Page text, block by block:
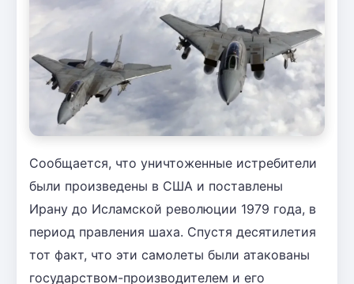
Сообщается, что уничтоженные истребители
были произведены в США и поставлены
Ирану до Исламской революции 1979 года, в
период правления шаха. Спустя десятилетия
тот факт, что эти самолеты были атакованы
государством-производителем и его